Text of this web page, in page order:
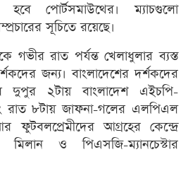
হবে পোর্টসমাউথের। ম্যাচগুলো
সূচিতে রয়েছে।
গভীর রাত পর্যন্ত খেলাধুলার ব্যস্ত
জন্য। বাংলাদেশের দর্শকদের
দুপুর ২টায় বাংলাদেশ এইচপি-
রাত ৮টায় জাফনা-গলের এলপিএল
ফুটবলপ্রেমীদের আগ্রহের কেন্দ্রে
ও পিএসজি-ম্যানচেস্টার